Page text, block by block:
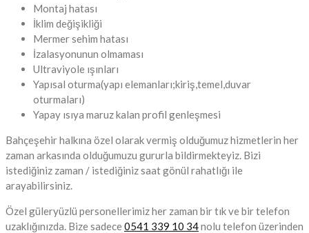
Montaj hatası
İklim değişikliği
Mermer sehim hatası
İzalasyonunun olmaması
Ultraviyole ışınları
Yapısal oturma(yapı elemanları;kiriş,temel,duvar
oturmaları)
Yapay ısıya maruz kalan profil genleşmesi
Bahçeşehir halkına özel olarak vermiş olduğumuz hizmetlerin her
zaman arkasında olduğumuzu gururla bildirmekteyiz. Bizi
istediğiniz zaman / istediğiniz saat gönül rahatlığı ile
arayabilirsiniz.
Özel güleryüzlü personellerimiz her zaman bir tık ve bir telefon
uzaklığınızda. Bize sadece0541 339 10 34nolu telefon üzerinden